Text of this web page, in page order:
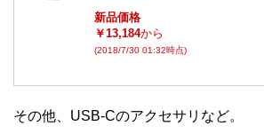
新品価格
￥13,184から
(2018/7/30 01:32時点)
その他、USB-Cのアクセサリなど。